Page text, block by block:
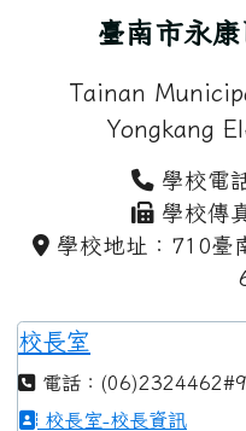
臺南市永
Tainan
Yongkang
學校電
學校傳
學校地址：710臺
校長室
電話：
校長室-校長資訊